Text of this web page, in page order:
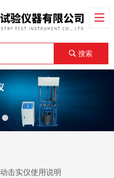
搜索
击实仪使用说明